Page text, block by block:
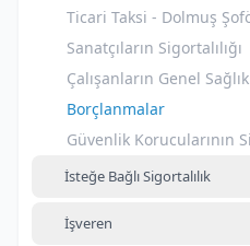
Ticari Taksi - Dolmuş
Sanatçıların Sigortalılığı
Çalışanların Genel
Borçlanmalar
Güvenlik Korucularının
İsteğe Bağlı Sigortalılık
İşveren